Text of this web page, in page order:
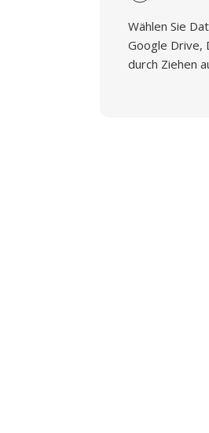
Wählen Sie
Google Drive,
durch Ziehen